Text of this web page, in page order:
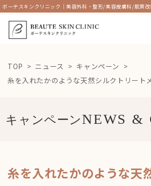
ボーテスキンクリニック｜美容外科・整形/美容皮膚科/肌質
TOP ニュース
キャンペーン
糸を入れたかのような天然シルクトリート
キャンペーン
糸を入れたかのような天